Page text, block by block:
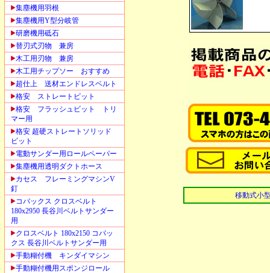
集塵機用羽根
集塵機用Y型分岐管
研磨機用砥石
替刃式刃物 兼房
木工用刃物 兼房
木工用チップソー おすすめ
超仕上 送材エンドレスベルト
格安 ストレートビット
格安 フラッシュビット トリ
マー用
格安 超硬ストレートソリッド
ビット
電動サンダー用ロールペーパー
集塵機用透明ダクトホース
カセス フレーミングマシンV
釘
コバックス クロスベルト
180x2950 長谷川ベルトサンダー
用
クロスベルト 180x2150 コバッ
クス 長谷川ベルトサンダー用
手動糊付機 キンダイマシン
手動糊付機用スポンジロール
移動式小